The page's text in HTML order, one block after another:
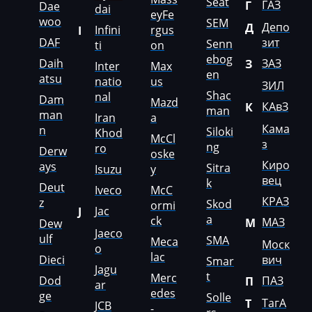
Dae
woo
DAF
Daih
atsu
Dam
man
n
Derw
ays
Deut
z
Dew
ulf
Dieci
Dod
ge
dai
I
Infini
ti
Inter
natio
nal
Iran
Khod
ro
Isuzu
Iveco
J
Jac
Jaeco
o
Jagu
ar
JCB
eyFe
rgus
on
Max
us
Mazd
a
McCl
oske
y
McC
ormi
ck
Meca
lac
Merc
edes
-
SEM
Senn
ebog
en
Shac
man
Siloki
ng
Sitra
k
Skod
a
SMA
Smar
t
Solle
Г
ГАЗ
Д Депо
зит
З
ЗАЗ
ЗИЛ
К
КАвЗ
Кама
з
Киро
вец
КРАЗ
М МАЗ
Моск
вич
П
ПАЗ
Т
ТагА